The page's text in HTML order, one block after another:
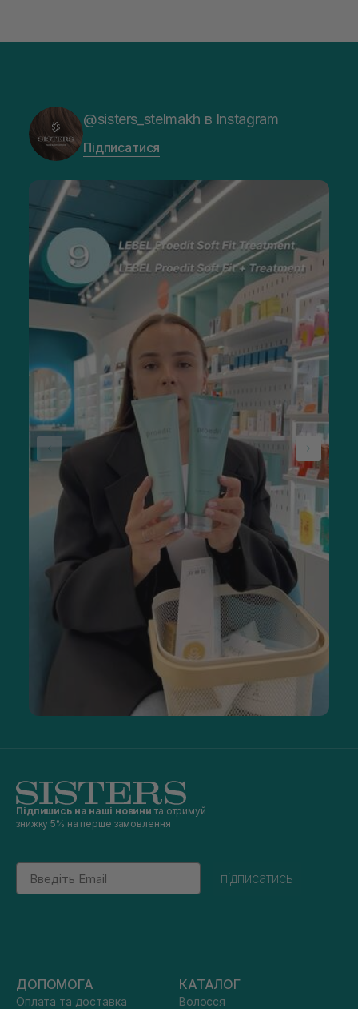
@sisters_stelmakh в Instagram
Підписатися
Підпишись на наші новини та отримуй
знижку 5% на перше замовлення
Email
підписатись
ДОПОМОГА
Оплата та доставка
КАТАЛОГ
Волосся